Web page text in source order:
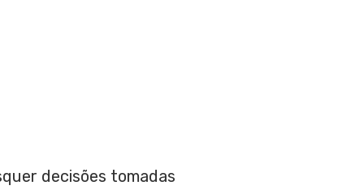
decisões tomadas